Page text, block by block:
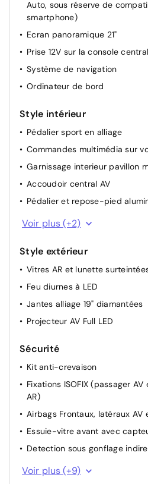
Pochettes de rangement à l'AR
Auto, sous réserve de
smartphone)
Ecran panoramique 21"
Prise 12V sur la console
Système de navigation
Ordinateur de bord
Style intérieur
Pédalier sport en alliage
Commandes multimédia sur
Garnissage interieur pavillon
Accoudoir central AV
Pédalier et repose-pied
Rétroviseur interieur
Voir plus (+2)
Style extérieur
Vitres AR et lunette
Feu diurnes à LED
Jantes alliage 19" diamantées
Projecteur AV Full LED
Sécurité
Kit anti-crevaison
Fixations ISOFIX (passager
AR)
Airbags Frontaux, latéraux AV
Essuie-vitre avant avec
Detection sous gonflage
Visiopark 1 : Caméra de recul
l'écran tactile d'une vue arrière
Voir plus (+9)